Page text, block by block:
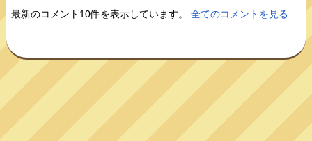
最新のコメント10件を表示しています。全てのコメントを見る